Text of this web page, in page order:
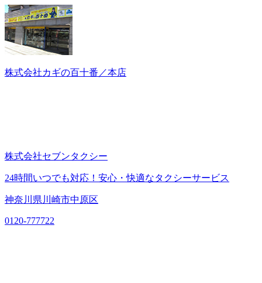
株式会社カギの百十番／本店
株式会社セブンタクシー
24時間いつでも対応！安心・快適なタクシーサービス
神奈川県川崎市中原区
0120-777722